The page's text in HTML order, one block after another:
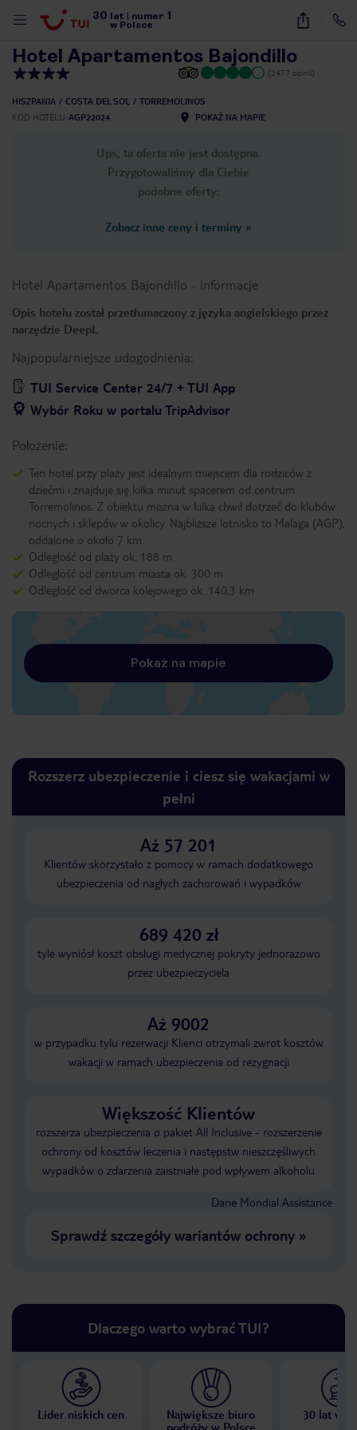
30 lat numer 1
w Polsce
48
Hotel Apartamentos Bajondillo
(2477 opinii)
HISZPANIA COSTA DEL SOL
TORREMOLINOS
KOD HOTELU AGP22024 POKAŻ NA MAPIE
Ups, ta oferta nie jest dostępna.
Przygotowaliśmy dla Ciebie
podobne oferty:
Zobacz inne ceny i terminy »
Hotel Apartamentos Bajondillo - informacje
Opis hotelu został przetłumaczony z języka angielskiego przez
narzędzie DeepL
Najpopularniejsze udogodnienia:
TUI Service Center 24/7 + TUI App
Wybór Roku w portalu TripAdvisor
Położenie:
Ten hotel przy plaży jest idealnym miejscem dla rodziców z
dziećmi i znajduje się kilka minut spacerem od centrum
Torremolinos. Z obiektu można w kilka chwil dotrzeć do klubów
nocnych i sklepów w okolicy. Najbliższe lotnisko to Malaga (AGP),
oddalone o około 7 km.
Odległość od plaży ok. 188 m
Odległość od centrum miasta ok. 300 m
Odległość od dworca kolejowego ok. 140,3 km
Pokaż na mapie
Rozszerz ubezpieczenie i ciesz się wakacjami w
pełni
Aż 57 201
Klientów skorzystało z pomocy w ramach dodatkowego
ubezpieczenia od nagłych zachorowań i wypadków
689 420 zł
tyle wyniósł koszt obsługi medycznej pokryty jednorazowo
przez ubezpieczyciela
Aż 9002
w przypadku tylu rezerwacji Klienci otrzymali zwrot kosztów
wakacji w ramach ubezpieczenia od rezygnacji
Większość Klientów
rozszerza ubezpieczenia o pakiet All Inclusive - rozszerzenie
ochrony od kosztów leczenia i następstw nieszczęśliwych
wypadków o zdarzenia zaistniałe pod wpływem alkoholu
Dane Mondial Assistance
Sprawdź szczegóły wariantów ochrony»
Dlaczego warto wybrać TUI?
Lider niskich cen
Największe biuro
podróży w Polsce
30 lat w